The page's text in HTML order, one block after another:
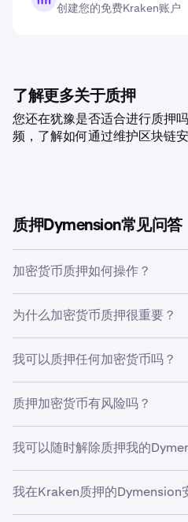
创建您的免费Kraken账户
了解更多关于质押
您还在犹豫是否适合进行质押
频，了解如何通过维护区块链安
质押Dymension常见问答
加密货币质押如何操作？
络上验证交易来赚取奖励。代
得更多的代币。质押过程采用
奖励和惩罚，鼓励质押者诚实
依据协议规则行动的质押者会
押者可能会面临惩罚，例如：
在我们的文章《什么是加密货
为什么加密货币质押很重要？
者为维护区块链网络安全和去
我可以质押任何加密货币吗？
行质押。比特币和其他基于工
币不能进行质押。不过，通过
您可以从一系列加密资产上赚
质押加密货币有风险吗？
和平台安全问题。虽然在
甚至消除其中的一些风险，但
是应该先进行自己的研究。
我可以随时解除质押我的
可以随时取消质押。不过，绑
们的质押指南，了解
我在Kraken质押的Dymension